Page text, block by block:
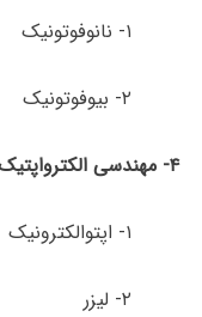
۱- نانوفوتونیک
۲- بیوفوتونیک
۴- مهندسی الکترواپتیک
۱- اپتوالکترونیک
۲- لیزر